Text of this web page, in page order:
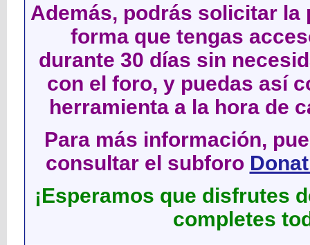
Además, podrás solicitar
forma que tengas
durante 30 días sin
con el foro, y puedas así
herramienta a la hora de
Para más información,
consultar el subforo
¡Esperamos que disfrutes
completes